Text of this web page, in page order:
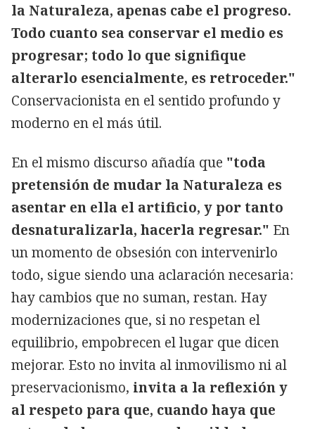
la Naturaleza, apenas cabe el progreso.
Todo cuanto sea conservar el medio es
progresar; todo lo que signifique
alterarlo esencialmente, es retroceder."
Conservacionista en el sentido profundo y
moderno en el más útil.
En el mismo discurso añadía que "toda
pretensión de mudar la Naturaleza es
asentar en ella el artificio, y por tanto
desnaturalizarla, hacerla regresar." En
un momento de obsesión con intervenirlo
todo, sigue siendo una aclaración necesaria:
hay cambios que no suman, restan. Hay
modernizaciones que, si no respetan el
equilibrio, empobrecen el lugar que dicen
mejorar. Esto no invita al inmovilismo ni al
preservacionismo, invita a la reflexión y
al respeto para que, cuando haya que